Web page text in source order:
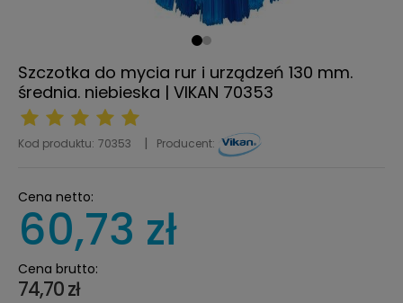
Szczotka do mycia rur i urządzeń 130 mm.
średnia. niebieska | VIKAN 70353
Kod produktu: 70353 Producent:
Cena brutto:
74,70 zł
Cena netto:
60,73 zł